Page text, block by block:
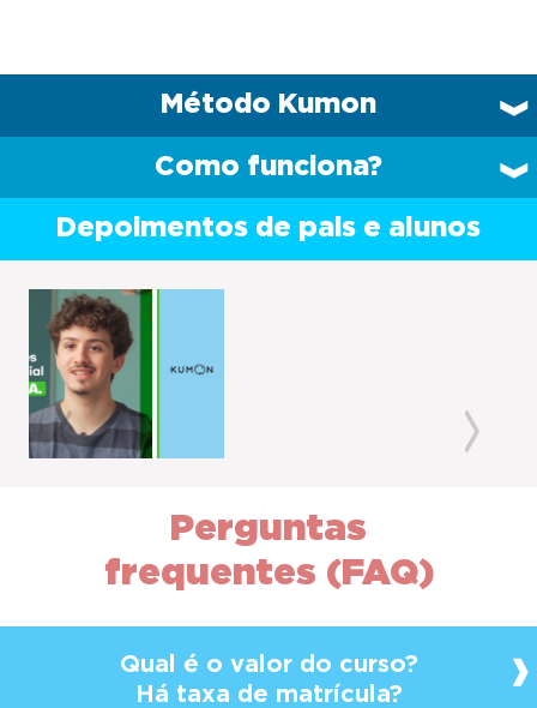
Método Kumon
Como funciona?
Depoimentos de pais e alunos
Previous
Perguntas
frequentes (FAQ)
Qual é o valor do curso?
Há taxa de matrícula?